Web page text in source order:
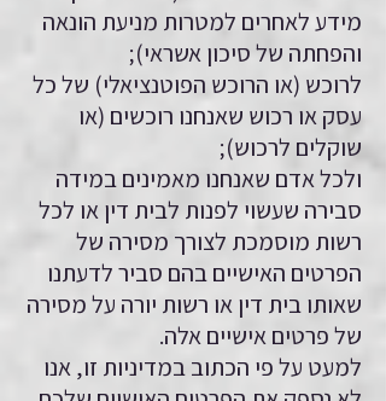
מידע לאחרים למטרות מניעת הונאה
והפחתה של סיכון אשראי);
לרוכש (או הרוכש הפוטנציאלי) של כל
עסק או רכוש שאנחנו רוכשים (או
שוקלים לרכוש);
ולכל אדם שאנחנו מאמינים במידה
סבירה שעשוי לפנות לבית דין או לכל
רשות מוסמכת לצורך מסירה של
הפרטים האישיים בהם סביר לדעתנו
שאותו בית דין או רשות יורה על מסירה
של פרטים אישיים אלה.
למעט על פי הכתוב במדיניות זו, אנו